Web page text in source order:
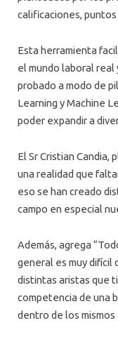
calificaciones,
Esta herramienta
el mundo laboral real
probado a modo de
Learning y Machine
poder expandir a
El Sr Cristian
una realidad que
eso se han creado
campo en especial
Además, agrega
general es muy difícil
distintas aristas que
competencia de una
dentro de los mismos